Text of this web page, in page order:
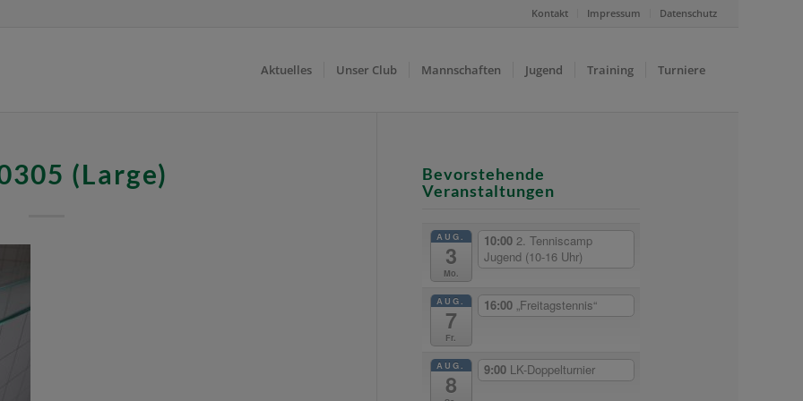
Kontakt Impressum Datenschutz
Aktuelles Unser Club Mannschaften Jugend Training Turniere
(Large)
Bevorstehende
Veranstaltungen
AUG.
3
Mo.
10:00 2. Tenniscamp
Jugend (10-16 Uhr)
AUG.
7
Fr.
16:00 „Freitagstennis“
AUG.
8
9:00 LK-Doppelturnier